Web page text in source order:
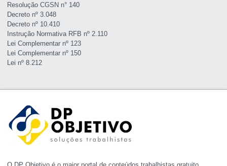
Resolução CGSN n° 140
Decreto nº 3.048
Decreto nº 10.410
Instrução Normativa RFB nº 2.110
Lei Complementar nº 123
Lei Complementar nº 150
Lei nº 8.212